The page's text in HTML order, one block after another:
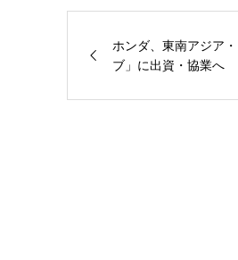
ホンダ、東南アジア
ブ」に出資・協業へ